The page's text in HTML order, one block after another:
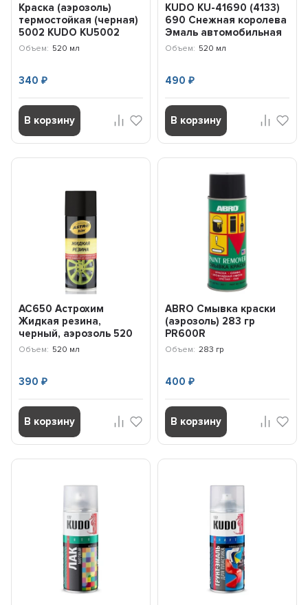
Краска (аэрозоль)
термостойкая (черная)
5002 KUDO KU5002
Объем: 520 мл
340₽
В корзину
KUDO KU-41690 (4133)
690 Снежная королева
Эмаль автомобильная
(аэрозоль), мет...
Объем: 520 мл
490 ₽
В корзину
AC650 Астрохим
Жидкая резина,
черный, аэрозоль 520
мл
Объем: 520 мл
390₽
В корзину
ABRO Смывка краски
(аэрозоль) 283 гр
PR600R
Объем: 283 гр
400 ₽
В корзину